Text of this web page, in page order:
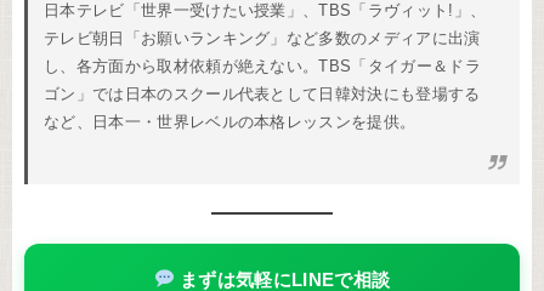
日本テレビ「世界一受けたい授業」、TBS「ラヴィット!」、
テレビ朝日「お願いランキング」など多数のメディアに出演
し、各方面から取材依頼が絶えない。TBS「タイガー＆ドラ
ゴン」では日本のスクール代表として日韓対決にも登場する
など、日本一・世界レベルの本格レッスンを提供。
まずは気軽にLINEで相談